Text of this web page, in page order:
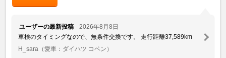
ユーザーの最新投稿
2026年8月8日
車検のタイミングなので、無条件交換です。 走行距離37,589km
H_sara （愛車：ダイハツ コペン）